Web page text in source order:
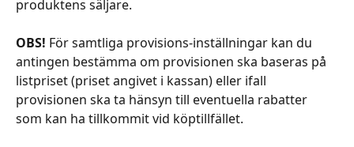
produktens säljare.
OBS! För samtliga provisions-inställningar kan du
antingen bestämma om provisionen ska baseras på
listpriset (priset angivet i kassan) eller ifall
provisionen ska ta hänsyn till eventuella rabatter
som kan ha tillkommit vid köptillfället.